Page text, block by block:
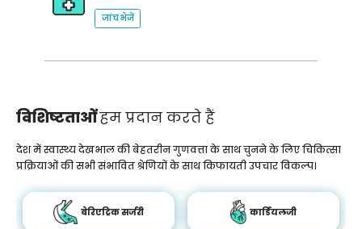
जांच भेजें
विशिष्टताओंहम प्रदान करते हैं
देश में स्वास्थ्य देखभाल की बेहतरीन गुणवत्ता के साथ चुनने के लिए चिकित्सा
प्रक्रियाओं की सभी संभावित श्रेणियों के साथ किफायती उपचार विकल्प।
बेरिएट्रिक सर्जरी कार्डियलजी